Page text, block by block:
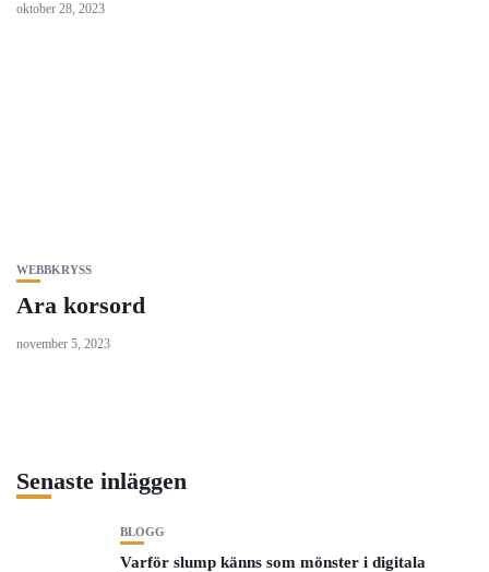
oktober 28, 2023
WEBBKRYSS
Ara korsord
november 5, 2023
Senaste inläggen
BLOGG
Varför slump känns som mönster i digitala